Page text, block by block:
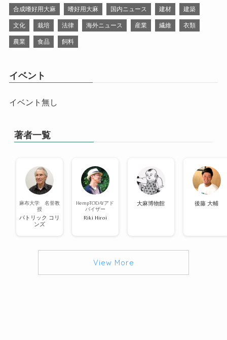
合成嗜好用大麻 嗜好用大麻 国内ニュース 建材 建築
文化 栽培 法律 海外ニュース 産業 繊維 衣類
農業 食品 飼料
イベント
イベント無し
著者一覧
麻布大学 名誉教
授
パトリック コリ
ンズ
HempTODAYアド
バイザー
Riki Hiroi
大麻博物館 後藤 大輔
View More